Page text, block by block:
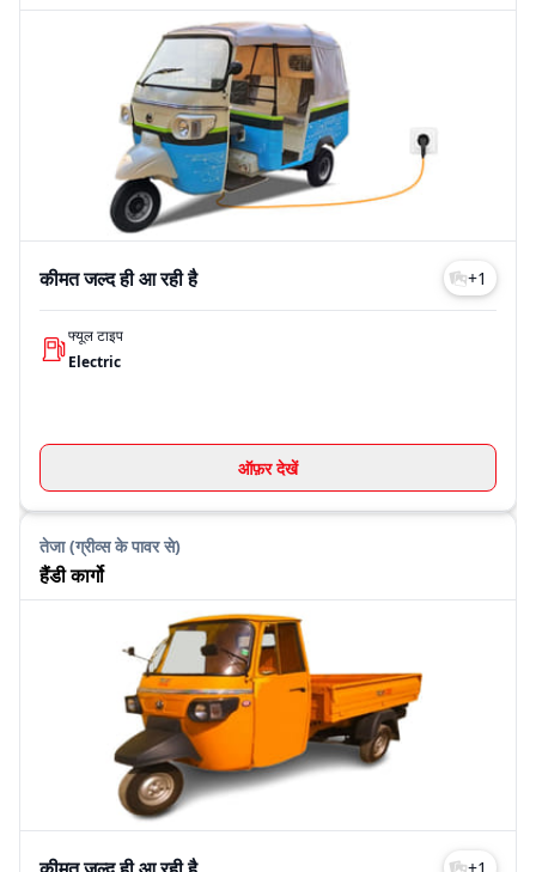
कीमत जल्द ही आ रही है +1
फ्यूल टाइप
Electric
ऑफ़र देखें
तेजा (ग्रीव्स के पावर से)
हैंडी कार्गो